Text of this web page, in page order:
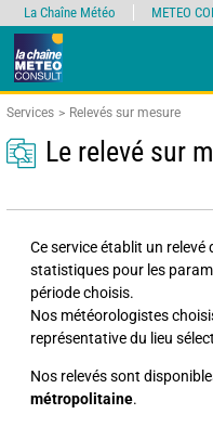
Services Relevés sur mesure
Le relevé sur
Ce service établit un
statistiques pour les
période choisis.
Nos météorologistes
représentative du lieu
Nos relevés sont
métropolitaine.
La Chaîne Météo METEO